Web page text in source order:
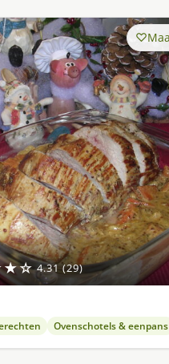
4.31 (29)
Ovenschotels & eenpans